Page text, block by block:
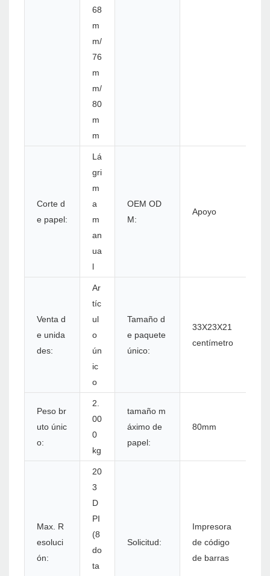
68
m
m/
76
m
m/
80
m
m
Corte d
e papel:
Lá
gri
m
a
m
an
ua
l
OEM OD
M:
Apoyo
Venta d
e unida
des:
Ar
tíc
ul
o
ún
ic
o
Tamaño d
e paquete
único:
33X23X21
centímetro
Peso br
uto únic
o:
2.
00
0
kg
tamaño m
áximo de
papel:
80mm
Max. R
esoluci
ón:
20
3
D
PI
(8
do
ta
Solicitud:
Impresora
de código
de barras